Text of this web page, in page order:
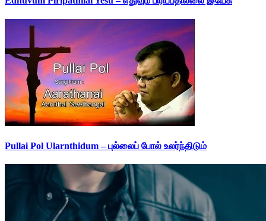
Pullai Pol Ularnthidum – புல்லைப் போல் உலர்ந்திடும்